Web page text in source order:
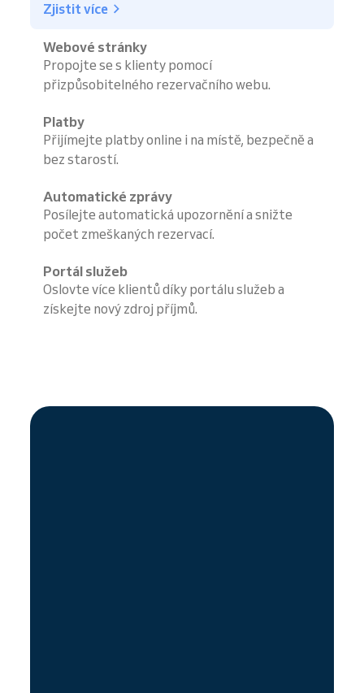
Zjistit více
Webové stránky
Propojte se s klienty pomocí
přizpůsobitelného rezervačního webu.
Platby
Přijímejte platby online i na místě, bezpečně a
bez starostí.
Automatické zprávy
Posílejte automatická upozornění a snižte
počet zmeškaných rezervací.
Portál služeb
Oslovte více klientů díky portálu služeb a
získejte nový zdroj příjmů.